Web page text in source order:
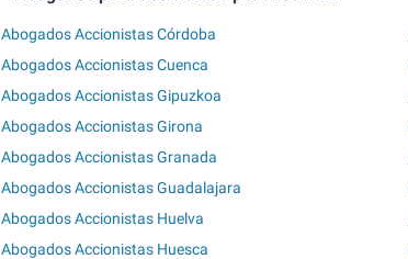
Abogados Accionistas Córdoba
Abogados Accionistas Cuenca
Abogados Accionistas Gipuzkoa
Abogados Accionistas Girona
Abogados Accionistas Granada
Abogados Accionistas Guadalajara
Abogados Accionistas Huelva
Abogados Accionistas Huesca